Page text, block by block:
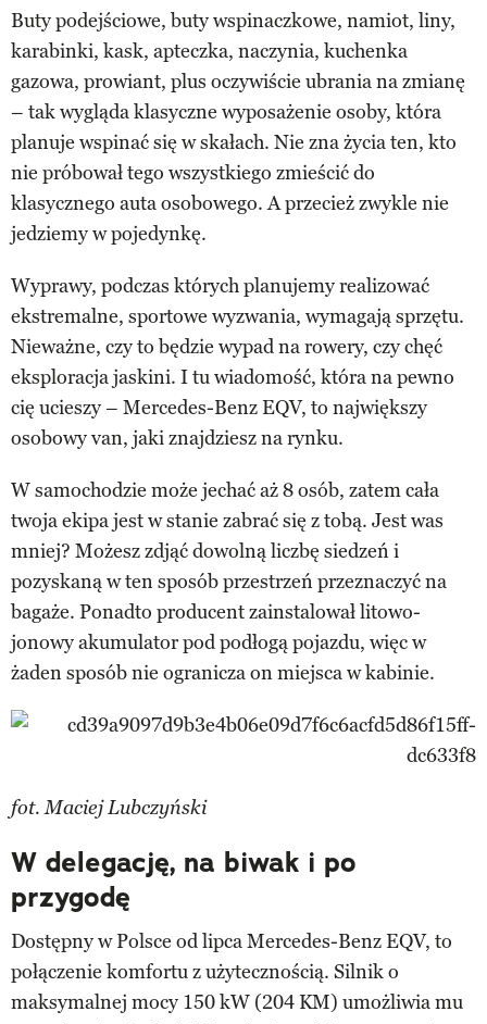
Buty podejściowe, buty wspinaczkowe, namiot, liny,
karabinki, kask, apteczka, naczynia, kuchenka
gazowa, prowiant, plus oczywiście ubrania na zmianę
– tak wygląda klasyczne wyposażenie osoby, która
planuje wspinać się w skałach. Nie zna życia ten, kto
nie próbował tego wszystkiego zmieścić do
klasycznego auta osobowego. A przecież zwykle nie
jedziemy w pojedynkę.
Wyprawy, podczas których planujemy realizować
ekstremalne, sportowe wyzwania, wymagają sprzętu.
Nieważne, czy to będzie wypad na rowery, czy chęć
eksploracja jaskini. I tu wiadomość, która na pewno
cię ucieszy – Mercedes-Benz EQV, to największy
osobowy van, jaki znajdziesz na rynku.
W samochodzie może jechać aż 8 osób, zatem cała
twoja ekipa jest w stanie zabrać się z tobą. Jest was
mniej? Możesz zdjąć dowolną liczbę siedzeń i
pozyskaną w ten sposób przestrzeń przeznaczyć na
bagaże. Ponadto producent zainstalował litowo-
jonowy akumulator pod podłogą pojazdu, więc w
żaden sposób nie ogranicza on miejsca w kabinie.
fot. Maciej Lubczyński
W delegację, na biwak i po
przygodę
Dostępny w Polsce od lipca Mercedes-Benz EQV, to
połączenie komfortu z użytecznością. Silnik o
maksymalnej mocy 150 kW (204 KM) umożliwia mu